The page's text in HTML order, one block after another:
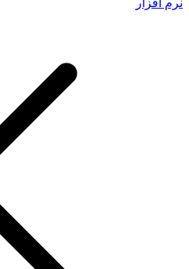
نرم افزار